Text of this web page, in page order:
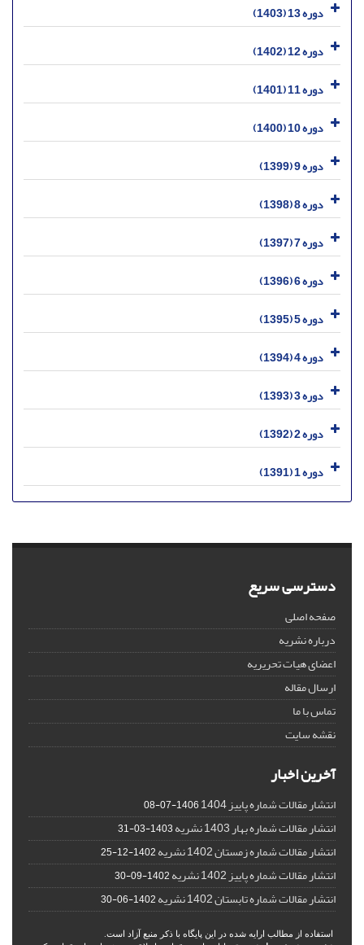
دوره 13 (1403)
دوره 12 (1402)
دوره 11 (1401)
دوره 10 (1400)
دوره 9 (1399)
دوره 8 (1398)
دوره 7 (1397)
دوره 6 (1396)
دوره 5 (1395)
دوره 4 (1394)
دوره 3 (1393)
دوره 2 (1392)
دوره 1 (1391)
دسترسی سریع
صفحه اصلی
درباره نشریه
اعضای هیات تحریریه
ارسال مقاله
تماس با ما
نقشه سایت
آخرین اخبار
انتشار مقالات شماره پاییز 1404 1406-07-08
انتشار مقالات شماره بهار 1403 نشریه 1403-03-31
انتشار مقالات شماره زمستان 1402 نشریه 1402-12-25
انتشار مقالات شماره پاییز 1402 نشریه 1402-09-30
انتشار مقالات شماره تابستان 1402 نشریه 1402-06-30
استفاده از مطالب ارایه شده در این پایگاه با ذکر منبع آزاد است.